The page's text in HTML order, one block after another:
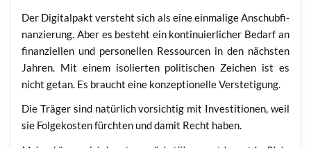
Der Digi­tal­pakt ver­steht sich als eine ein­ma­li­ge Anschub­fi­
nan­zie­rung. Aber es besteht ein kon­ti­nu­ier­li­cher Bedarf an
finan­zi­el­len und per­so­nel­len Res­sour­cen in den nächs­ten
Jah­ren. Mit einem iso­lier­ten poli­ti­schen Zei­chen ist es
nicht getan. Es braucht eine kon­zep­tio­nel­le Verstetigung.
Die Trä­ger sind natür­lich vor­sich­tig mit Inves­ti­tio­nen, weil
sie Fol­ge­kos­ten fürch­ten und damit Recht haben.